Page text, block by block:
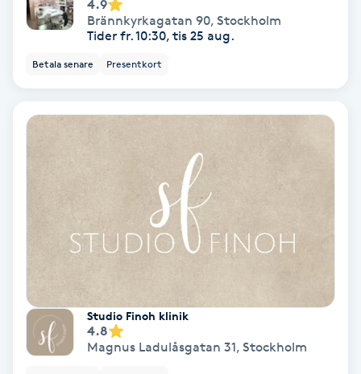
IR-massage
Katun fransar
Kemisk peeling
4.9
Brännkyrkagatan 90, Stockholm
Tider fr. 10:30, tis 25 aug.
Betala senare Presentkort
Studio Finoh klinik
4.8
Magnus Ladulåsgatan 31, Stockholm